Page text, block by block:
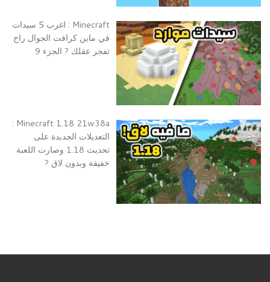
Minecraft : اغرب 5 سيدات
في ماين كرافت الجوال راح
تفجر عقلك ? الجزء 9
Minecraft 1.18 21w38a :
التعديلات الجدبدة على
تحديث 1.18 وصارت اللعبة
خفيفة وبدون لاق ?